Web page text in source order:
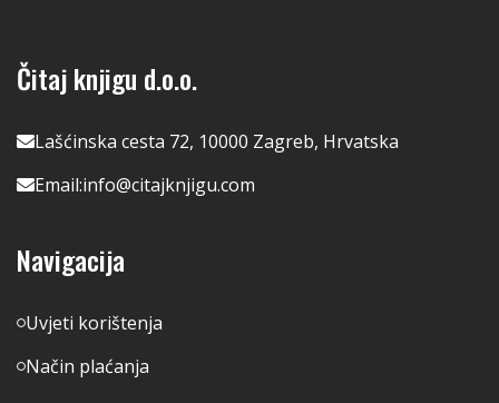
Čitaj knjigu d.o.o.
Lašćinska cesta 72, 10000 Zagreb, Hrvatska
Email:info@citajknjigu.com
Navigacija
Uvjeti korištenja
Način plaćanja